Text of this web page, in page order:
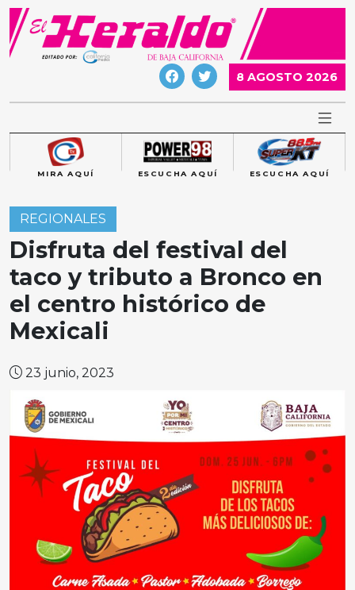
Skip
content
8 AGOSTO 2026
MIRA AQUÍ ESCUCHA AQUÍ ESCUCHA AQUÍ
REGIONALES
Disfruta del festival del
taco y tributo a Bronco en
el centro histórico de
Mexicali
23 junio, 2023